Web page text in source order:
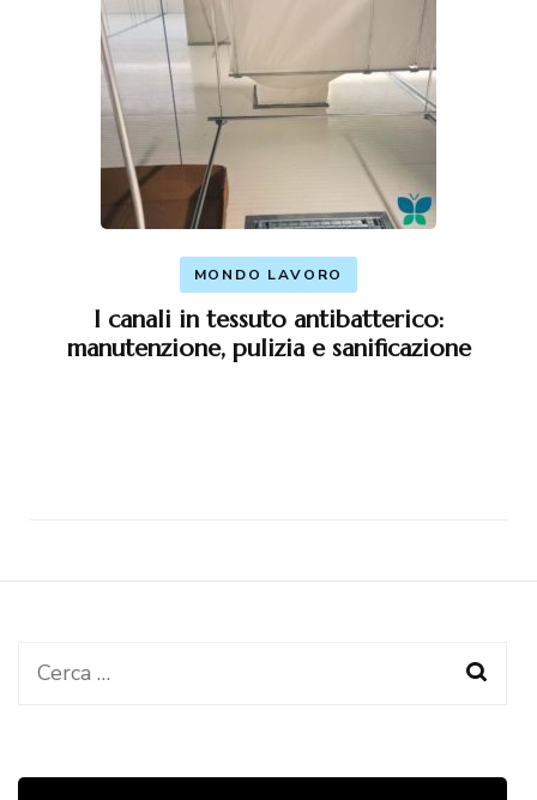
MONDO LAVORO
I canali in tessuto antibatterico:
manutenzione, pulizia e sanificazione
Ricerca